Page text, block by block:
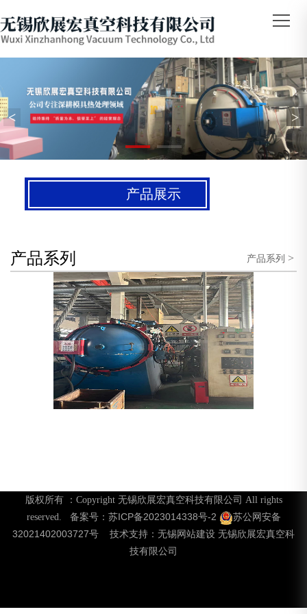
< >
产品展示
产品系列 产品系列 >
版权所有 ：Copyright 无锡欣展宏真空科技有限公司 All rights
reserved. 备案号： 苏ICP备2023014338号-2
苏公网安备
32021402003727号 技术支持： 无锡网站建设 无锡欣展宏真空科
技有限公司